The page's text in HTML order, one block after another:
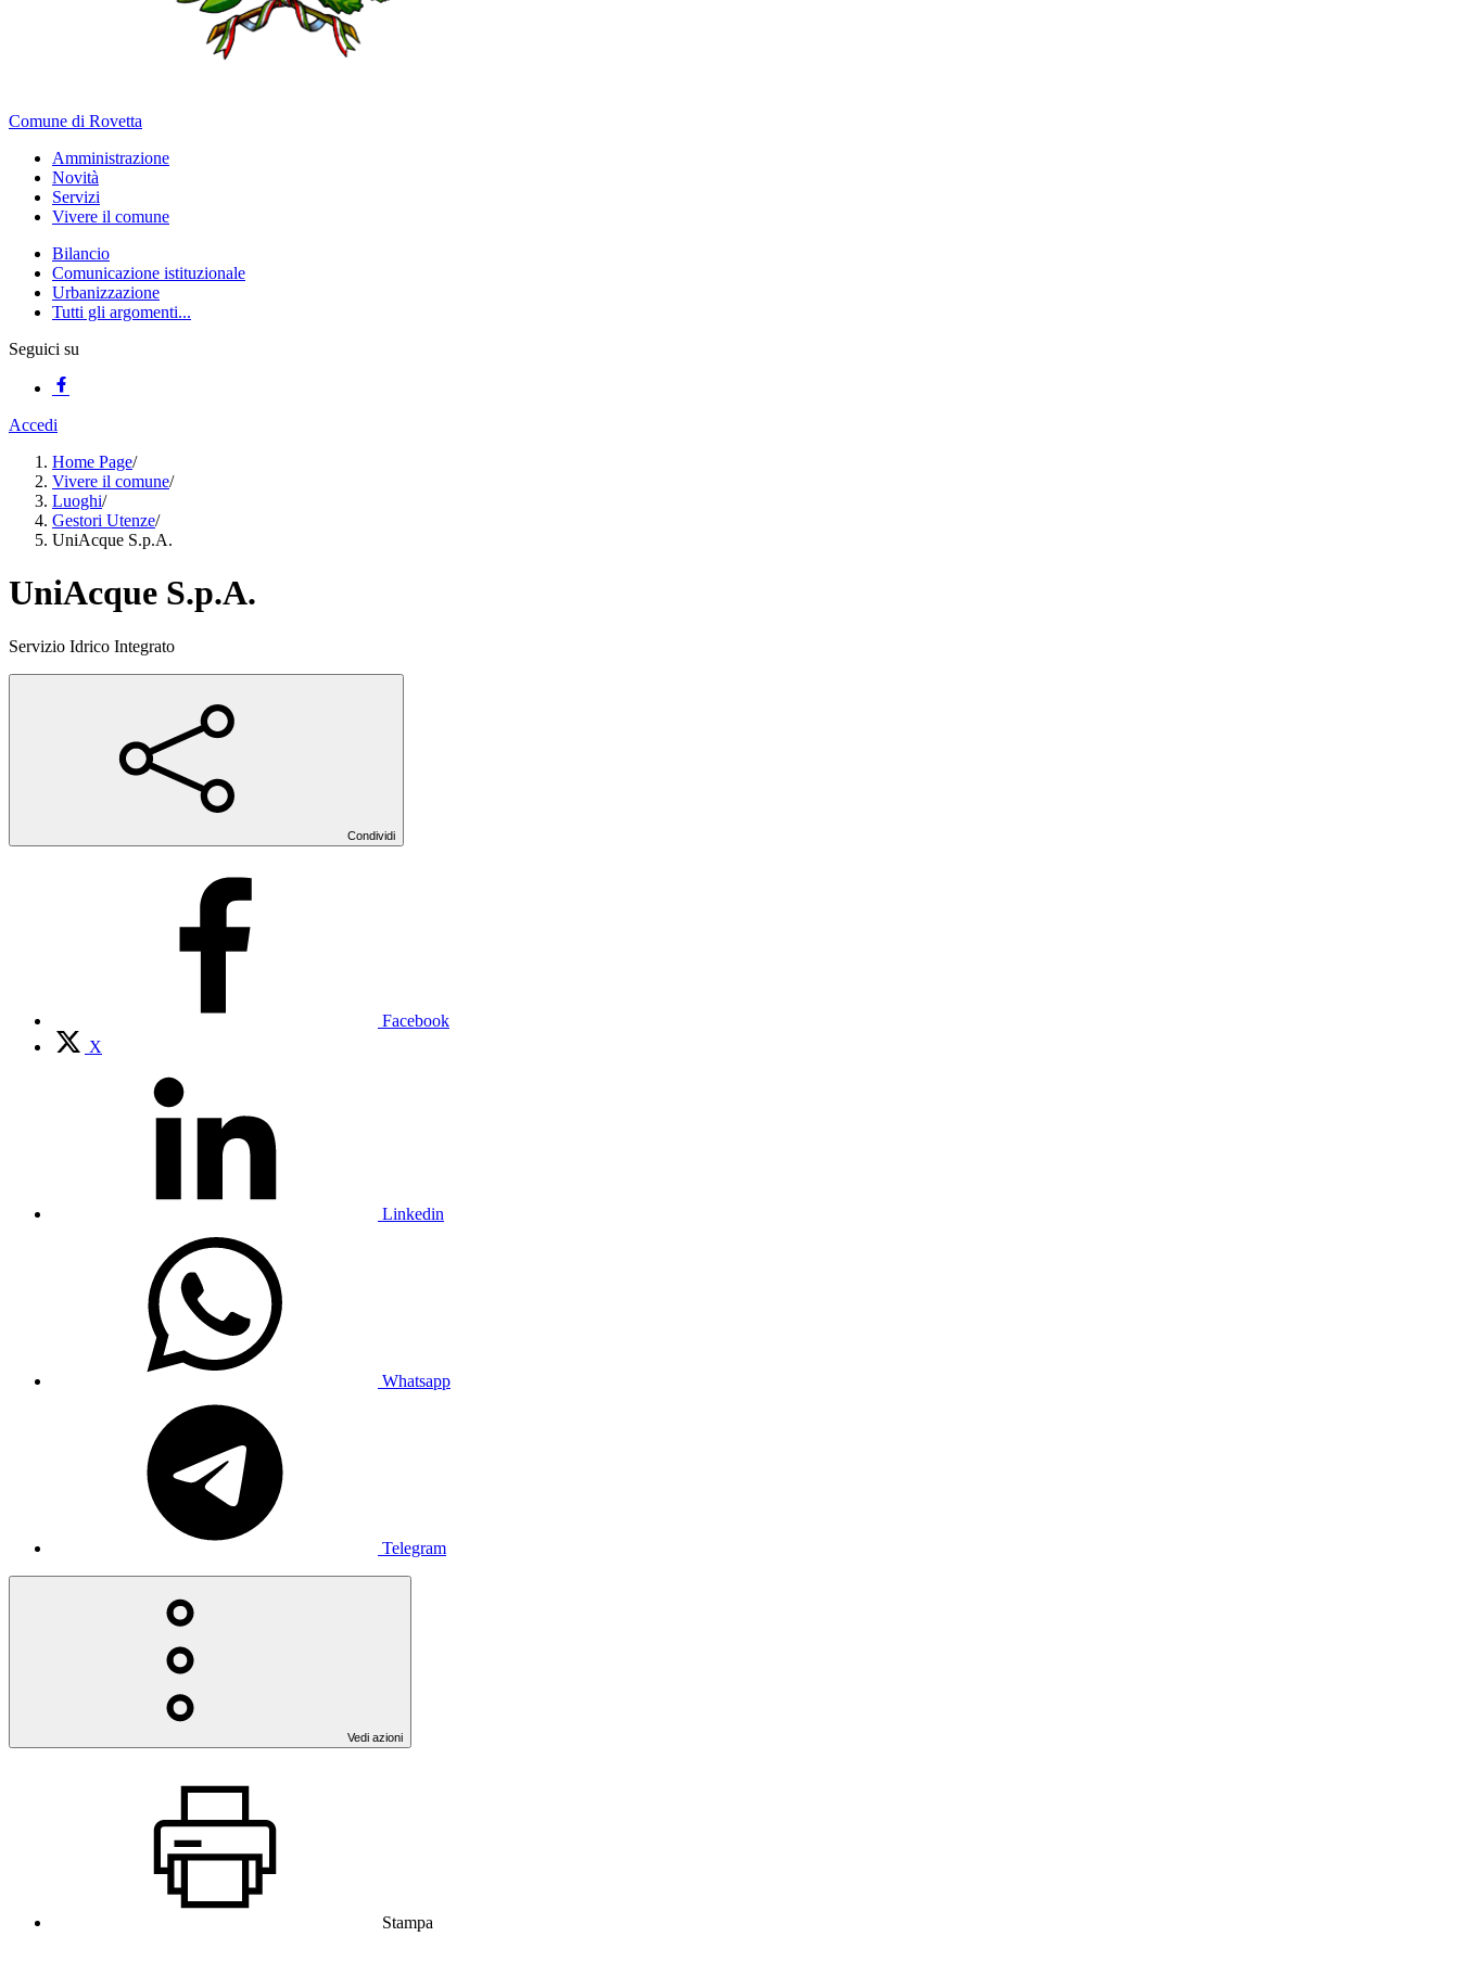
Comune di Rovetta
Amministrazione
Novità
Servizi
Vivere il comune
Bilancio
Comunicazione istituzionale
Urbanizzazione
Tutti gli argomenti...
Seguici su
Accedi
Home Page/
Vivere il comune/
Luoghi/
Gestori Utenze/
UniAcque S.p.A.
UniAcque S.p.A.
Servizio Idrico Integrato
Condividi
Facebook
X
Linkedin
Whatsapp
Telegram
Vedi azioni
Stampa